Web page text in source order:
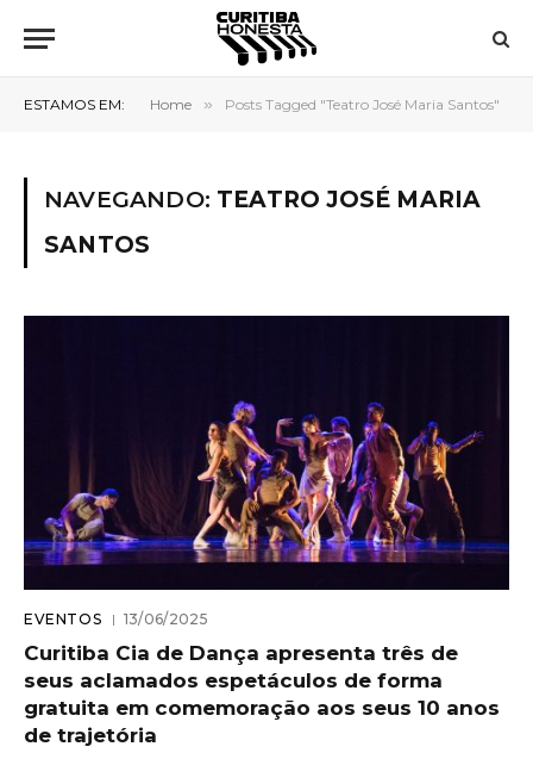
ESTAMOS EM: Home » Posts Tagged "Teatro José Maria Santos"
NAVEGANDO: TEATRO JOSÉ MARIA
SANTOS
EVENTOS 13/06/2025
Curitiba Cia de Dança apresenta três de
seus aclamados espetáculos de forma
gratuita em comemoração aos seus 10 anos
de trajetória